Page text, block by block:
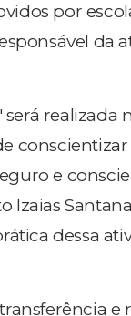
por
da
e
dessa
e